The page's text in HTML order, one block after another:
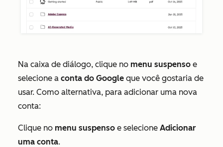
Na caixa de diálogo, clique no menu suspenso e
selecione a conta do Google que você gostaria de
usar. Como alternativa, para adicionar uma nova
conta:
Clique no menu suspenso e selecione Adicionar
uma conta.